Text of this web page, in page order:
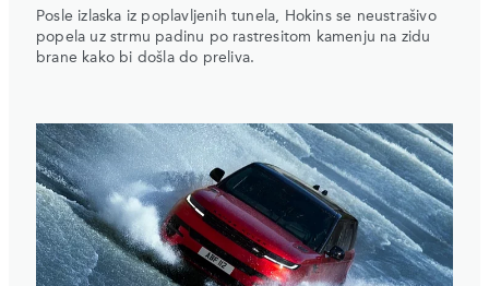
Posle izlaska iz poplavljenih tunela, Hokins se neustrašivo
popela uz strmu padinu po rastresitom kamenju na zidu
brane kako bi došla do preliva.